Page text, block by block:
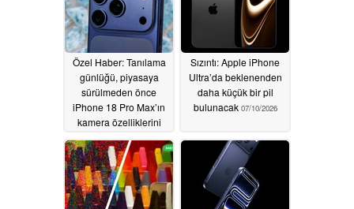
Özel Haber: Tanılama
günlüğü, piyasaya
sürülmeden önce
iPhone 18 Pro Max’ın
kamera özelliklerini
07/17/2026
Sızıntı: Apple iPhone
Ultra’da beklenenden
daha küçük bir pil
bulunacak 07/10/2026